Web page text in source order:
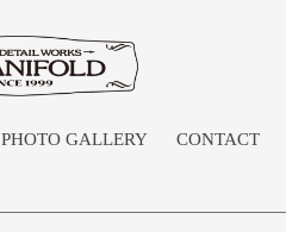
PHOTO GALLERY CONTACT